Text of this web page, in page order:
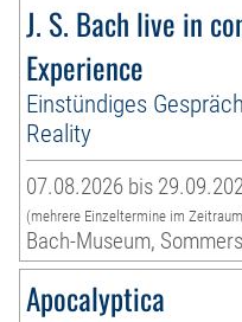
J. S. Bach live in
Experience
Einstündiges
Reality
07.08.2026 bis
(mehrere Einzeltermine im
Bach-Museum,
Apocalyptica